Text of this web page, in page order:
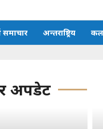
समाचार अन्तराष्ट्रिय
अपडेट